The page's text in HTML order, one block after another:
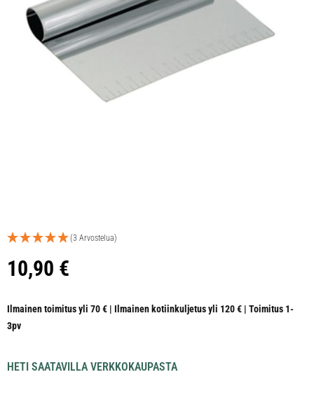
(3 Arvostelua)
10,90 €
Ilmainen toimitus yli 70 € | Ilmainen kotiinkuljetus yli 120 € | Toimitus 1-
3pv
HETI SAATAVILLA VERKKOKAUPASTA